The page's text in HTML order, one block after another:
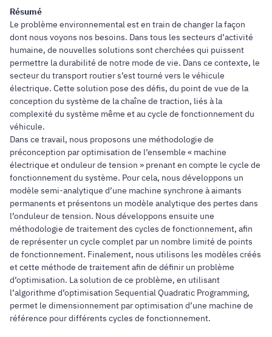
Résumé
Le problème environnemental est en train de changer la façon
dont nous voyons nos besoins. Dans tous les secteurs d’activité
humaine, de nouvelles solutions sont cherchées qui puissent
permettre la durabilité de notre mode de vie. Dans ce contexte, le
secteur du transport routier s’est tourné vers le véhicule
électrique. Cette solution pose des défis, du point de vue de la
conception du système de la chaîne de traction, liés à la
complexité du système même et au cycle de fonctionnement du
véhicule.
Dans ce travail, nous proposons une méthodologie de
préconception par optimisation de l’ensemble « machine
électrique et onduleur de tension » prenant en compte le cycle de
fonctionnement du système. Pour cela, nous développons un
modèle semi-analytique d’une machine synchrone à aimants
permanents et présentons un modèle analytique des pertes dans
l’onduleur de tension. Nous développons ensuite une
méthodologie de traitement des cycles de fonctionnement, afin
de représenter un cycle complet par un nombre limité de points
de fonctionnement. Finalement, nous utilisons les modèles créés
et cette méthode de traitement afin de définir un problème
d’optimisation. La solution de ce problème, en utilisant
l’algorithme d’optimisation Sequential Quadratic Programming,
permet le dimensionnement par optimisation d’une machine de
référence pour différents cycles de fonctionnement.